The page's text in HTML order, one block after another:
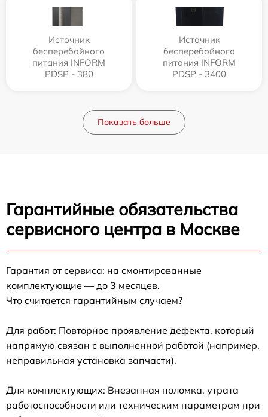
Источник
бесперебойного
питания INFORM
PDSP - 380
Источник
бесперебойного
питания INFORM
PDSP - 3400
Показать больше
Гарантийные обязательства
сервисного центра в Москве
Гарантия от сервиса: на смонтированные
комплектующие — до 3 месяцев.
Что считается гарантийным случаем?
Для работ: Повторное проявление дефекта, который
напрямую связан с выполненной работой (например,
неправильная установка запчасти).
Для комплектующих: Внезапная поломка, утрата
работоспособности или техническим параметрам при